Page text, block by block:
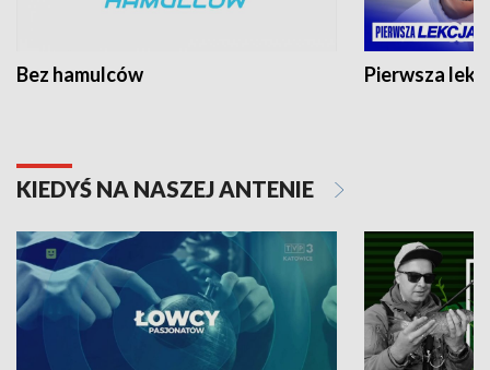
Bez hamulców Pierwsza
KIEDYŚ NA NASZEJ ANTENIE